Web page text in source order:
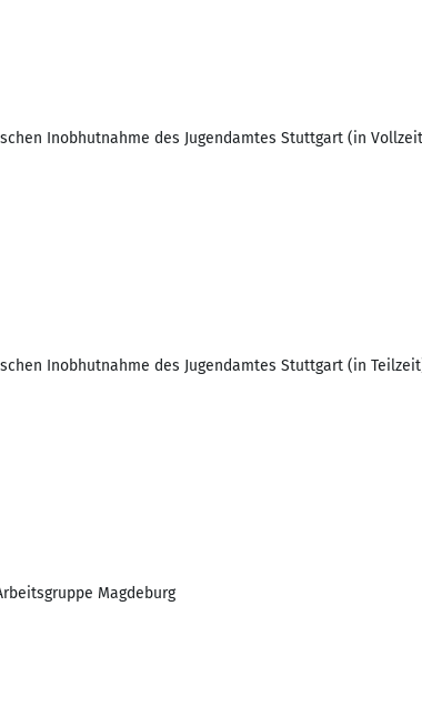
Inobhutnahme des Jugendamtes Stuttgart (in
Inobhutnahme des Jugendamtes Stuttgart (in
Magdeburg